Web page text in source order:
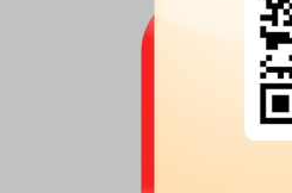
股权质押：
截止2026年06月05
690.00万股，质押总笔数2笔